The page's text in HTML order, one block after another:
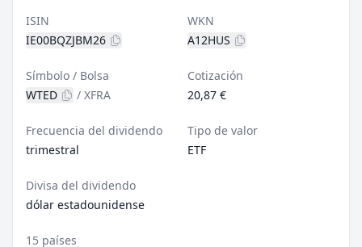
ISIN
IE00BQZJBM26
WKN
A12HUS
Símbolo / Bolsa
WTED
/ XFRA
Cotización
20,87 €
Frecuencia del dividendo
trimestral
Tipo de valor
ETF
Divisa del dividendo
dólar estadounidense
15 países